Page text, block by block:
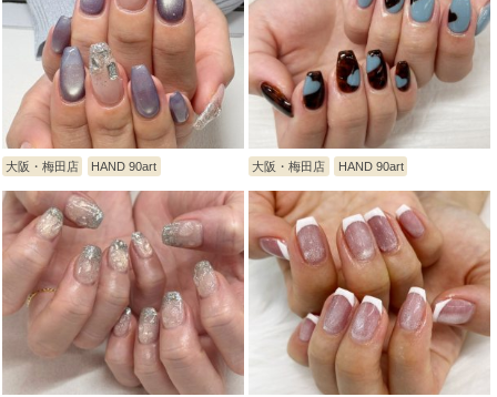
大阪・梅田店 HAND 90art 大阪・梅田店 HAND 90art